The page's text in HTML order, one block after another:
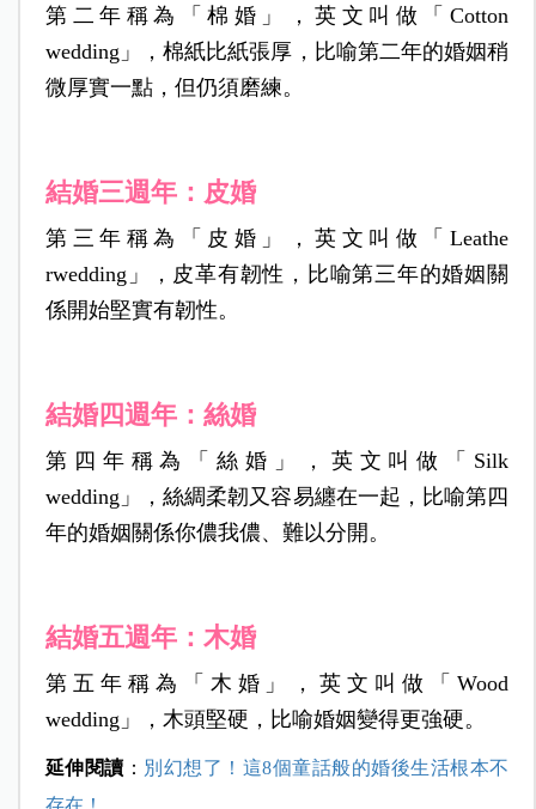
第二年稱為「棉婚」，英文叫做「Cotton
wedding」，棉紙比紙張厚，比喻第二年的婚姻稍
微厚實一點，但仍須磨練。
結婚三週年：皮婚
第三年稱為「皮婚」，英文叫做「Leathe
rwedding」，皮革有韌性，比喻第三年的婚姻關
係開始堅實有韌性。
結婚四週年：絲婚
第四年稱為「絲婚」，英文叫做「Silk
wedding」，絲綢柔韌又容易纏在一起，比喻第四
年的婚姻關係你儂我儂、難以分開。
結婚五週年：木婚
第五年稱為「木婚」，英文叫做「Wood
wedding」，木頭堅硬，比喻婚姻變得更強硬。
延伸閱讀 ： 別幻想了！這8個童話般的婚後生活根本不